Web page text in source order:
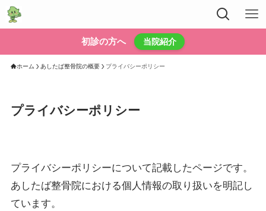
初診の方へ 当院紹介
ホーム あしたば整骨院の概要 プライバシーポリシー
プライバシーポリシー
プライバシーポリシーについて記載したページです。
あしたば整骨院における個人情報の取り扱いを明記し
ています。